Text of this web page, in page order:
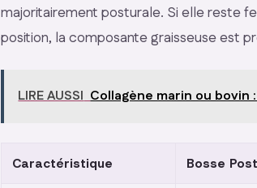
majoritairement posturale. Si elle reste
position, la composante graisseuse est
LIRE AUSSI Collagène marin ou bovin
Caractéristique Bosse